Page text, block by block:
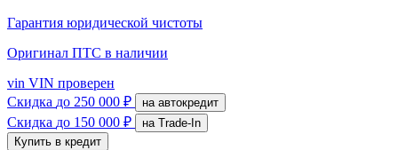
Гарантия юридической чистоты
Оригинал ПТС в наличии
vin VIN проверен
Скидка до 250 000 ₽ на автокредит
Скидка до 150 000 ₽
на Trade-In
Купить в кредит